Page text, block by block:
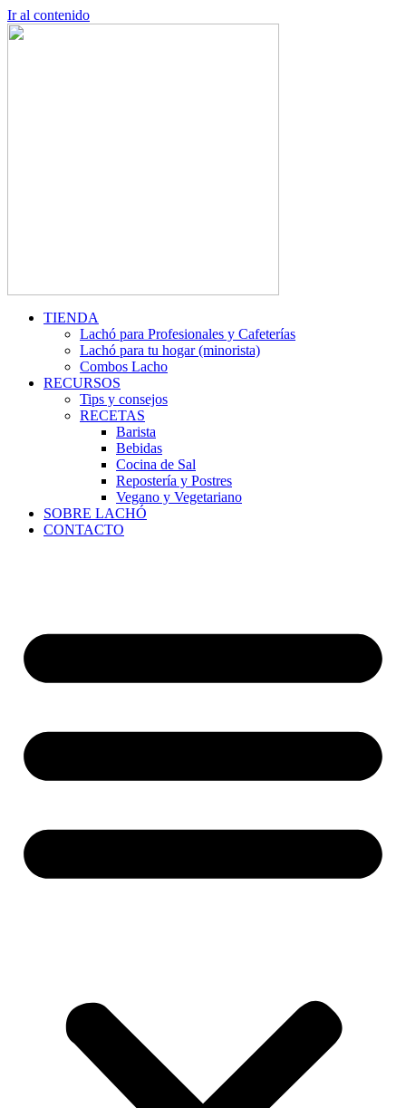
Ir al contenido
TIENDA
Lachó para Profesionales y Cafeterías
Lachó para tu hogar (minorista)
Combos Lacho
RECURSOS
Tips y consejos
RECETAS
Barista
Bebidas
Cocina de Sal
Repostería y Postres
Vegano y Vegetariano
SOBRE LACHÓ
CONTACTO